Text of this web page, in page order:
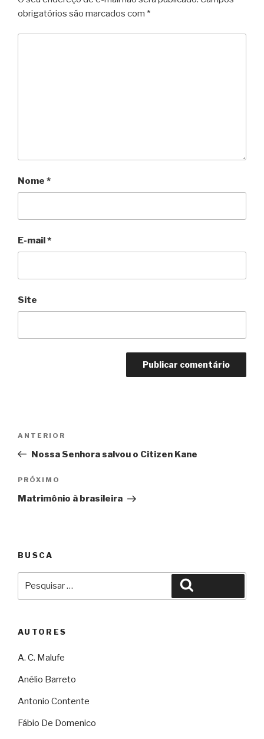
obrigatórios são marcados com *
Nome *
E-mail*
Site
Post
Anterior
ANTERIOR
Nossa Senhora salvou o Citizen Kane
Próximo
PRÓXIMO
Matrimônio à brasileira
BUSCA
AUTORES
A. C. Malufe
Anélio Barreto
Antonio Contente
Fábio De Domenico